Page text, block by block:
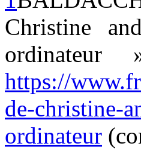
Christine
https://
de-christine-
ordinateur